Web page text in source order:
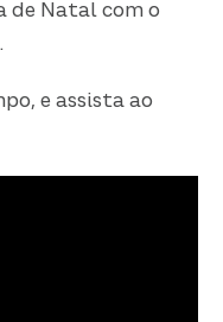
de Natal com o
e assista ao